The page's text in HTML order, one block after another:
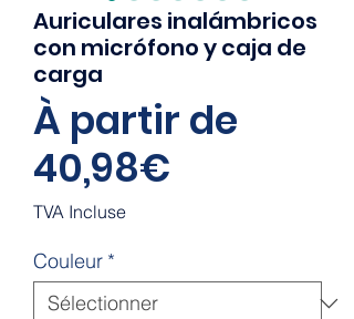
Auriculares inalámbricos
con micrófono y caja de
carga
À partir de
40,98€
TVA Incluse
Couleur *